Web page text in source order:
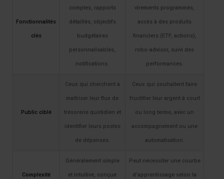
Fonctionnalités
clés
comptes, rapports
détaillés, objectifs
budgétaires
personnalisables,
notifications.
virements programmés,
accès à des produits
financiers (ETF, actions),
robo-advisor, suivi des
performances.
Public ciblé
Ceux qui cherchent à
maîtriser leur flux de
trésorerie quotidien et
identifier leurs postes
de dépenses.
Ceux qui souhaitent faire
fructifier leur argent à court
ou long terme, avec un
accompagnement ou une
automatisation.
Complexité
Généralement simple
et intuitive, conçue
Peut nécessiter une courbe
d’apprentissage selon la